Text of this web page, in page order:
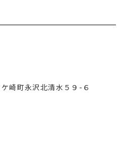
崎町永沢北清水５９-６